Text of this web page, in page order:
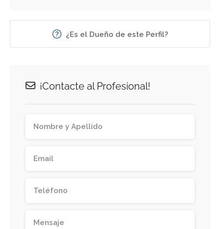
¿Es el Dueño de este Perfil?
¡Contacte al Profesional!